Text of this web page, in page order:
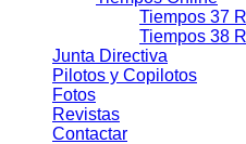
Tiempos 37
Tiempos 38
Junta Directiva
Pilotos y Copilotos
Fotos
Revistas
Contactar